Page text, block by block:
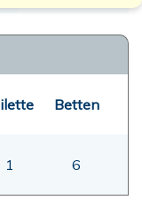
Betten
1 6